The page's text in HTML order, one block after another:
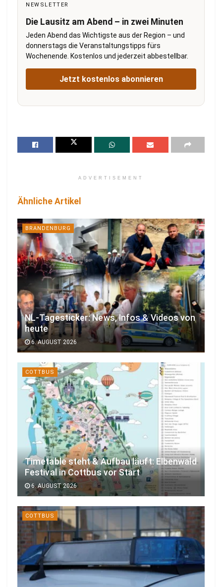
NEWSLETTER
Die Lausitz am Abend – in zwei Minuten
Jeden Abend das Wichtigste aus der Region – und
donnerstags die Veranstaltungstipps fürs
Wochenende. Kostenlos und jederzeit abbestellbar.
Jetzt kostenlos abonnieren
ADVERTISEMENT
Ähnliche Artikel
BRANDENBURG
NL-Tagesticker: News, Infos & Videos von
heute
6. AUGUST 2026
COTTBUS
Timetable steht & Aufbau läuft: Elbenwald
Festival in Cottbus vor Start
6. AUGUST 2026
COTTBUS